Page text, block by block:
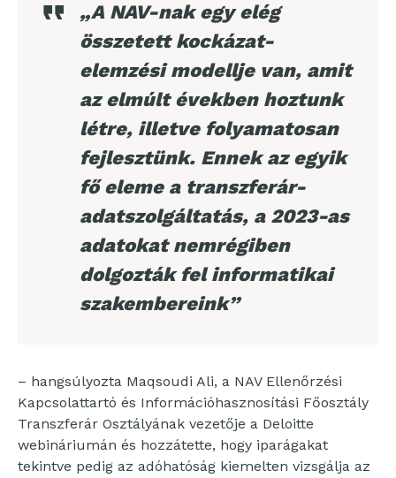
„A NAV-nak egy elég
összetett kockázat-
elemzési modellje van, amit
az elmúlt években hoztunk
létre, illetve folyamatosan
fejlesztünk. Ennek az egyik
fő eleme a transzferár-
adatszolgáltatás, a 2023-as
adatokat nemrégiben
dolgozták fel informatikai
szakembereink”
– hangsúlyozta Maqsoudi Ali, a NAV Ellenőrzési
Kapcsolattartó és Információhasznosítási Főosztály
Transzferár Osztályának vezetője a Deloitte
webináriumán és hozzátette, hogy iparágakat
tekintve pedig az adóhatóság kiemelten vizsgálja az